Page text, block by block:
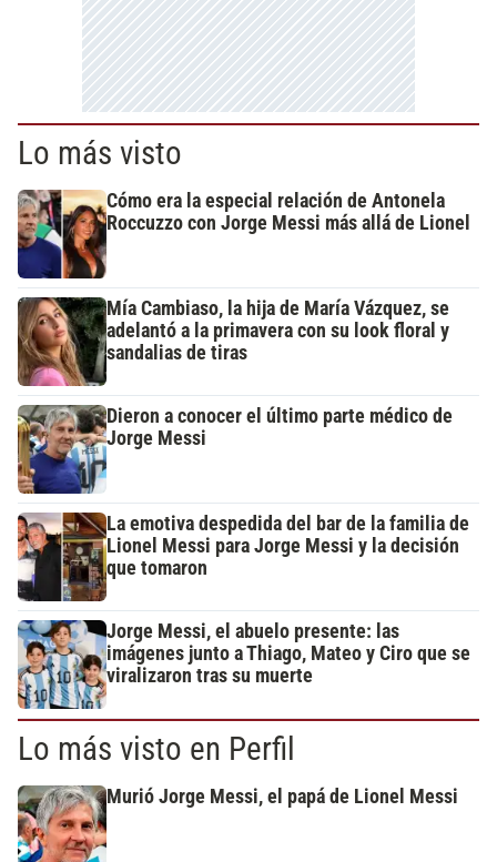
Lo más visto
Cómo era la especial relación de Antonela
Roccuzzo con Jorge Messi más allá de Lionel
Mía Cambiaso, la hija de María Vázquez, se
adelantó a la primavera con su look floral y
sandalias de tiras
Dieron a conocer el último parte médico de
Jorge Messi
La emotiva despedida del bar de la familia de
Lionel Messi para Jorge Messi y la decisión
que tomaron
Jorge Messi, el abuelo presente: las
imágenes junto a Thiago, Mateo y Ciro que se
viralizaron tras su muerte
Lo más visto en Perfil
Murió Jorge Messi, el papá de Lionel Messi